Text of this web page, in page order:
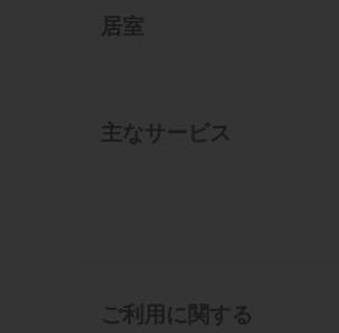
居室
主なサービス
ご利用に関する